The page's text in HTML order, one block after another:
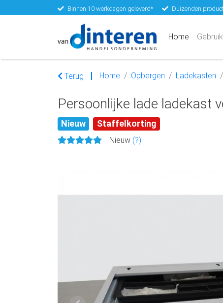
Binnen 10 werkdagen geleverd* Duizenden
Home (current)
Terug Home Opbergen Ladekasten
Persoonlijke lade ladekast
Staffelkorting
Nieuw
Nieuw (?)